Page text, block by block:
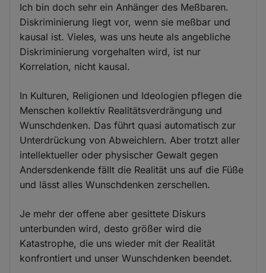
Ich bin doch sehr ein Anhänger des Meßbaren.
Diskriminierung liegt vor, wenn sie meßbar und
kausal ist. Vieles, was uns heute als angebliche
Diskriminierung vorgehalten wird, ist nur
Korrelation, nicht kausal.
In Kulturen, Religionen und Ideologien pflegen die
Menschen kollektiv Realitätsverdrängung und
Wunschdenken. Das führt quasi automatisch zur
Unterdrückung von Abweichlern. Aber trotzt aller
intellektueller oder physischer Gewalt gegen
Andersdenkende fällt die Realität uns auf die Füße
und lässt alles Wunschdenken zerschellen.
Je mehr der offene aber gesittete Diskurs
unterbunden wird, desto größer wird die
Katastrophe, die uns wieder mit der Realität
konfrontiert und unser Wunschdenken beendet.